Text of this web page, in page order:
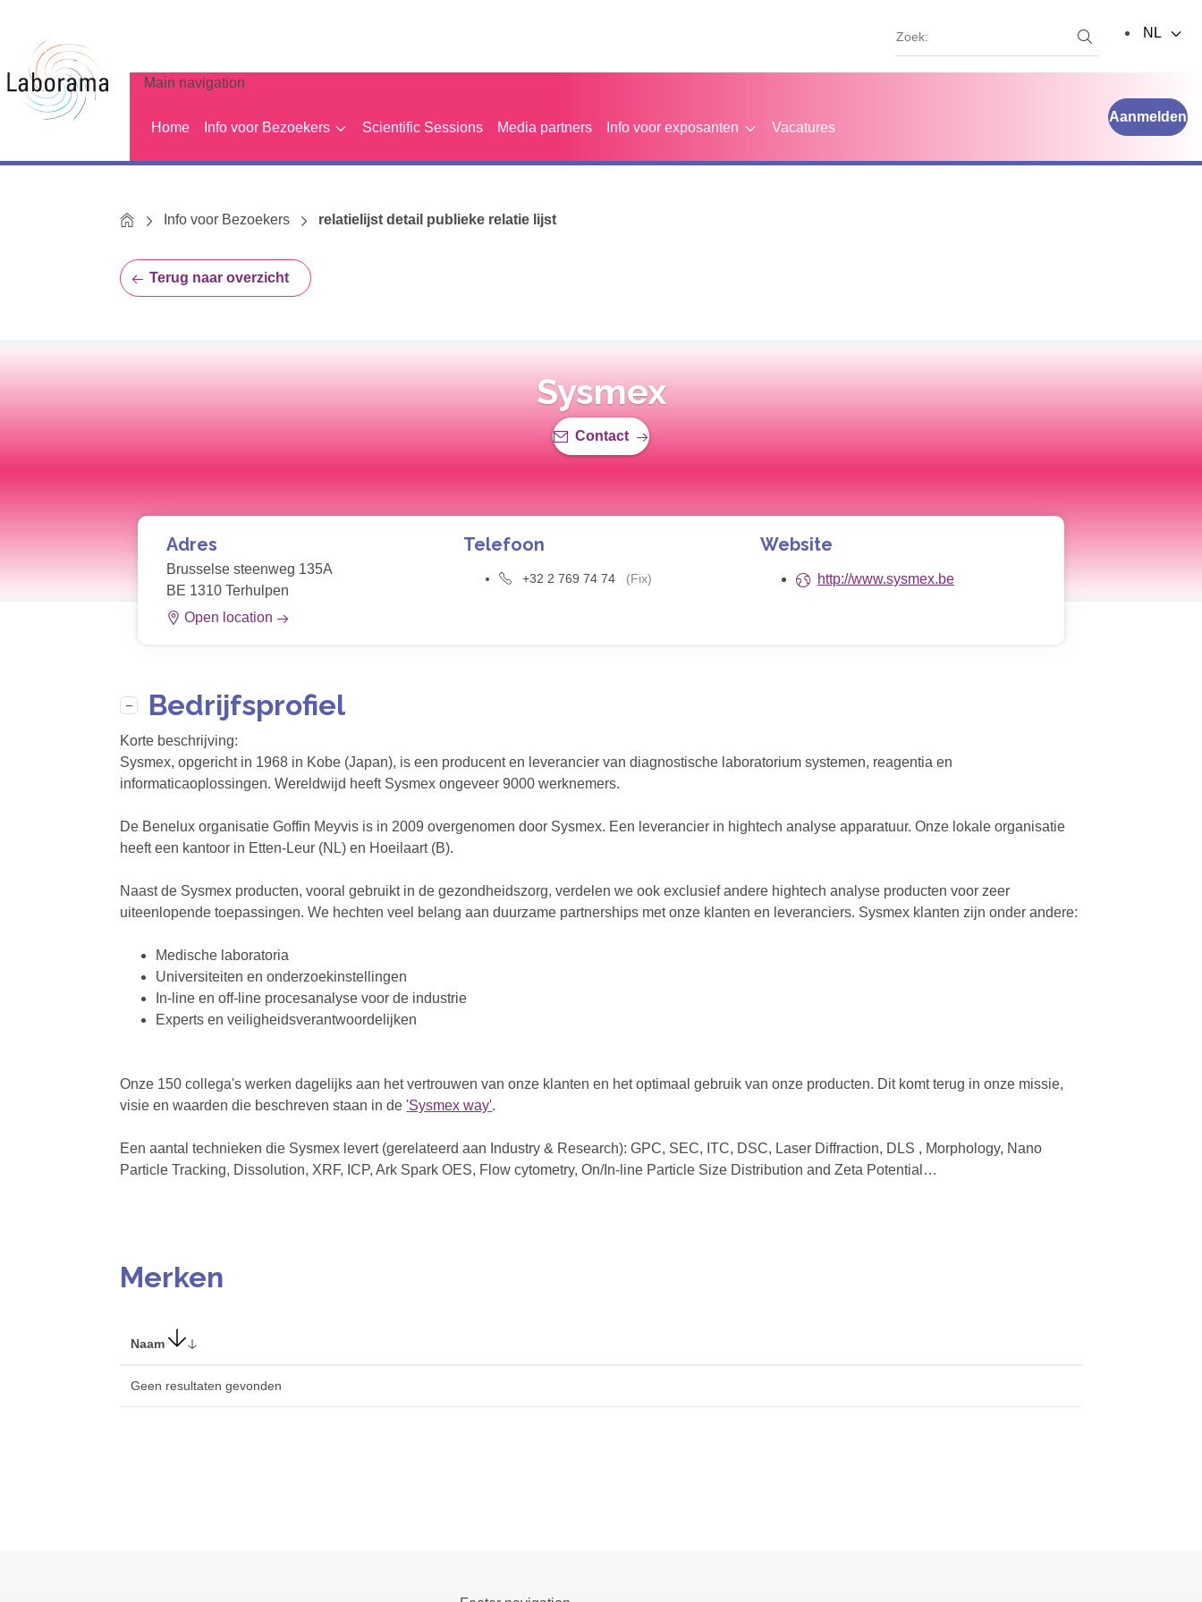
Main navigation
Home Info voor Bezoekers Scientific Sessions Media partners Info voor exposanten Vacatures
Aanmelden
Zoek:
NL
HomeInfo voor Bezoekers relatielijst detail publieke relatie lijst
Terug naar overzicht
Sysmex
Contact
Adres
Brusselse steenweg 135A
BE 1310 Terhulpen
Open location
Telefoon
+32 2 769 74 74 (Fix)
Website
http://www.sysmex.be
Bedrijfsprofiel
Korte beschrijving:
Sysmex, opgericht in 1968 in Kobe (Japan), is een producent en leverancier van diagnostische laboratorium systemen, reagentia en
informaticaoplossingen. Wereldwijd heeft Sysmex ongeveer 9000 werknemers.
De Benelux organisatie Goffin Meyvis is in 2009 overgenomen door Sysmex. Een leverancier in hightech analyse apparatuur. Onze lokale organisatie
heeft een kantoor in Etten-Leur (NL) en Hoeilaart (B).
Naast de Sysmex producten, vooral gebruikt in de gezondheidszorg, verdelen we ook exclusief andere hightech analyse producten voor zeer
uiteenlopende toepassingen. We hechten veel belang aan duurzame partnerships met onze klanten en leveranciers. Sysmex klanten zijn onder andere:
Medische laboratoria
Universiteiten en onderzoekinstellingen
In-line en off-line procesanalyse voor de industrie
Experts en veiligheidsverantwoordelijken
Onze 150 collega's werken dagelijks aan het vertrouwen van onze klanten en het optimaal gebruik van onze producten. Dit komt terug in onze missie,
visie en waarden die beschreven staan in de'Sysmex way'.
Een aantal technieken die Sysmex levert (gerelateerd aan Industry & Research): GPC, SEC, ITC, DSC, Laser Diffraction, DLS , Morphology, Nano
Particle Tracking, Dissolution, XRF, ICP, Ark Spark OES, Flow cytometry, On/In-line Particle Size Distribution and Zeta Potential…
Merken
Naam
Geen resultaten gevonden